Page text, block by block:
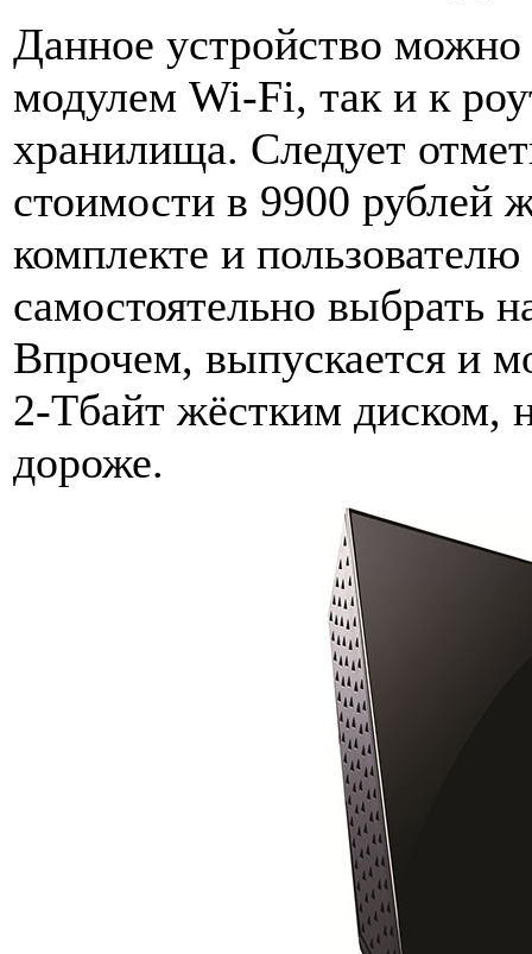
Данное устройство можно
модулем Wi-Fi, так и к
хранилища. Следует
стоимости в 9900 рублей
комплекте и
самостоятельно выбрать
Впрочем, выпускается и
2-Тбайт жёстким диском,
дороже.